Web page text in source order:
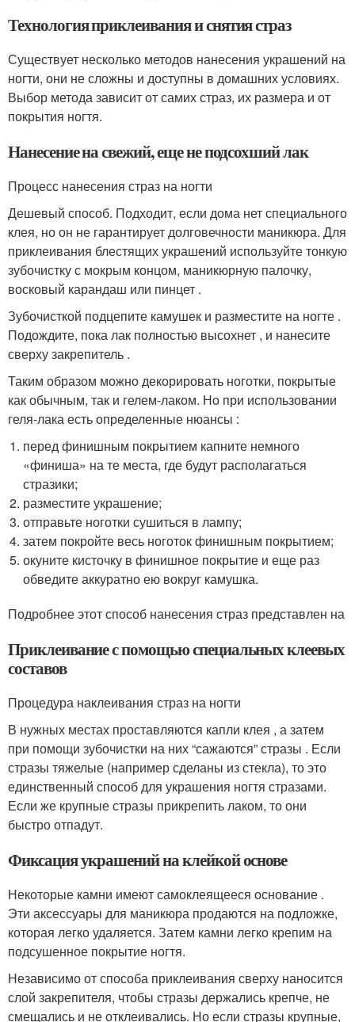
Технология приклеивания и снятия страз
Существует несколько методов нанесения украшений на
ногти, они не сложны и доступны в домашних условиях.
Выбор метода зависит от самих страз, их размера и от
покрытия ногтя.
Нанесение на свежий, еще не подсохший лак
Процесс нанесения страз на ногти
Дешевый способ. Подходит, если дома нет специального
клея, но он не гарантирует долговечности маникюра. Для
приклеивания блестящих украшений используйте тонкую
зубочистку с мокрым концом, маникюрную палочку,
восковый карандаш или пинцет .
Зубочисткой подцепите камушек и разместите на ногте .
Подождите, пока лак полностью высохнет , и нанесите
сверху закрепитель .
Таким образом можно декорировать ноготки, покрытые
как обычным, так и гелем-лаком. Но при использовании
геля-лака есть определенные нюансы :
перед финишным покрытием капните немного
«финиша» на те места, где будут располагаться
стразики;
разместите украшение;
отправьте ноготки сушиться в лампу;
затем покройте весь ноготок финишным покрытием;
окуните кисточку в финишное покрытие и еще раз
обведите аккуратно ею вокруг камушка.
Подробнее этот способ нанесения страз представлен на
Приклеивание с помощью специальных клеевых
составов
Процедура наклеивания страз на ногти
В нужных местах проставляются капли клея , а затем
при помощи зубочистки на них “сажаются” стразы . Если
стразы тяжелые (например сделаны из стекла), то это
единственный способ для украшения ногтя стразами.
Если же крупные стразы прикрепить лаком, то они
быстро отпадут.
Фиксация украшений на клейкой основе
Некоторые камни имеют самоклеящееся основание .
Эти аксессуары для маникюра продаются на подложке,
которая легко удаляется. Затем камни легко крепим на
подсушенное покрытие ногтя.
Независимо от способа приклеивания сверху наносится
слой закрепителя, чтобы стразы держались крепче, не
смещались и не отклеивались. Но если стразы крупные,